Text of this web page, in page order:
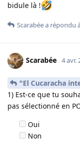
bidule là !
Scarabéea répondu
Scarabée 4 avr.
"El Cucaracha
1) Est-ce que tu
pas sélectionné en
Oui
Non